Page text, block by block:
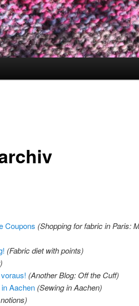
Coupons (Shopping for fabric in Paris:
(Fabric diet with points)
(Another Blog: Off the Cuff)
Aachen (Sewing in Aachen)